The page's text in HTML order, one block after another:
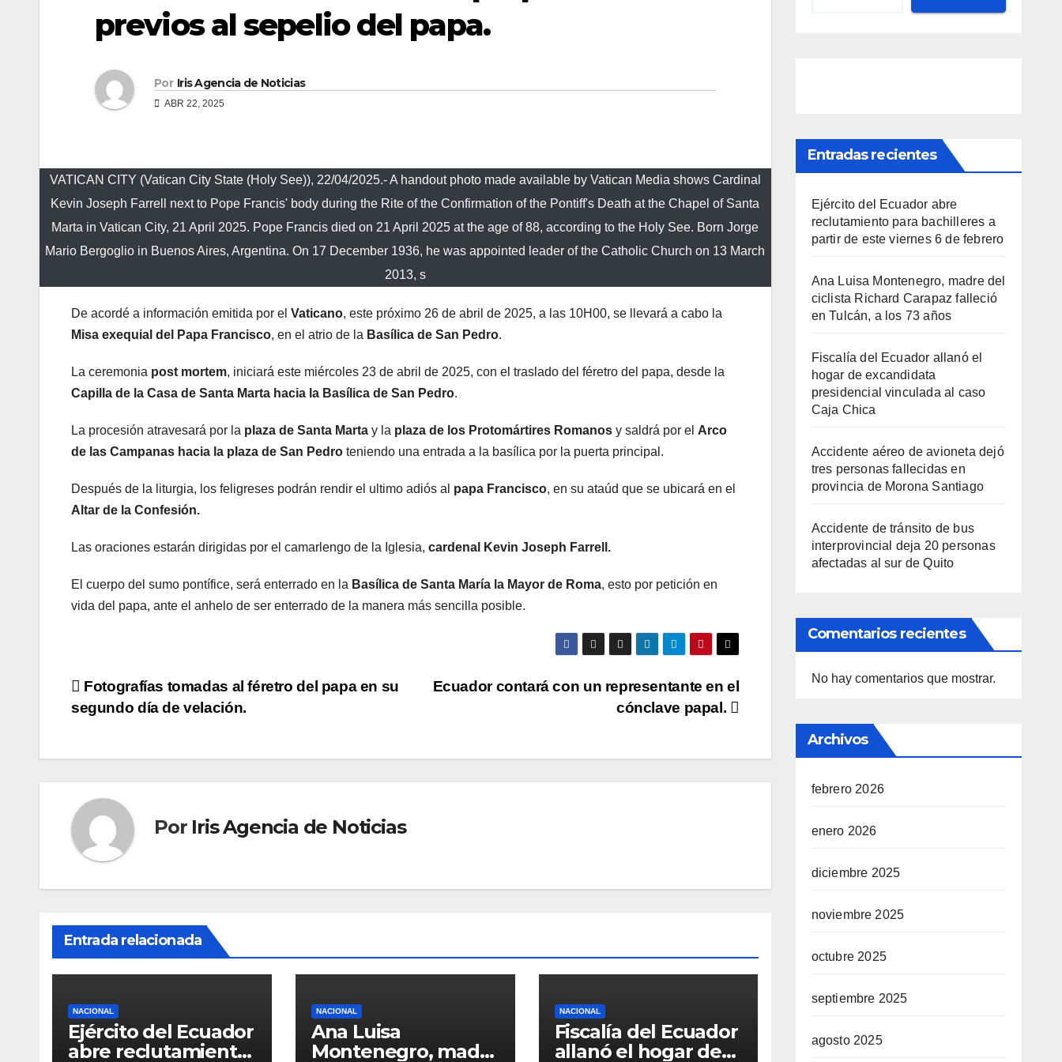
previos al sepelio del papa.
Por Iris Agencia de Noticias
ABR 22, 2025
VATICAN CITY (Vatican City State (Holy See)), 22/04/2025.- A handout photo made available by Vatican Media shows Cardinal
Kevin Joseph Farrell next to Pope Francis' body during the Rite of the Confirmation of the Pontiff's Death at the Chapel of Santa
Marta in Vatican City, 21 April 2025. Pope Francis died on 21 April 2025 at the age of 88, according to the Holy See. Born Jorge
Mario Bergoglio in Buenos Aires, Argentina. On 17 December 1936, he was appointed leader of the Catholic Church on 13 March
2013, s
De acordé a información emitida por el Vaticano, este próximo 26 de abril de 2025, a las 10H00, se llevará a cabo la
Misa exequial del Papa Francisco, en el atrio de la Basílica de San Pedro.
La ceremonia post mortem, iniciará este miércoles 23 de abril de 2025, con el traslado del féretro del papa, desde la
Capilla de la Casa de Santa Marta hacia la Basílica de San Pedro.
La procesión atravesará por la plaza de Santa Marta y la plaza de los Protomártires Romanos y saldrá por el Arco
de las Campanas hacia la plaza de San Pedro teniendo una entrada a la basílica por la puerta principal.
Después de la liturgia, los feligreses podrán rendir el ultimo adiós al papa Francisco, en su ataúd que se ubicará en el
Altar de la Confesión.
Las oraciones estarán dirigidas por el camarlengo de la Iglesia, cardenal Kevin Joseph Farrell.
El cuerpo del sumo pontífice, será enterrado en la Basílica de Santa María la Mayor de Roma, esto por petición en
vida del papa, ante el anhelo de ser enterrado de la manera más sencilla posible.
Navegación
de
entradas
Ecuador contará con un representante en el
cónclave papal.
Fotografías tomadas al féretro del papa en su
segundo día de velación.
Por Iris Agencia de Noticias
Entrada relacionada
NACIONAL
Ejército del Ecuador
abre reclutamiento
NACIONAL
Ana Luisa
Montenegro, madre
NACIONAL
Fiscalía del Ecuador
allanó el hogar de
Entradas recientes
Ejército del Ecuador abre
reclutamiento para bachilleres a
partir de este viernes 6 de febrero
Ana Luisa Montenegro, madre del
ciclista Richard Carapaz falleció
en Tulcán, a los 73 años
Fiscalía del Ecuador allanó el
hogar de excandidata
presidencial vinculada al caso
Caja Chica
Accidente aéreo de avioneta dejó
tres personas fallecidas en
provincia de Morona Santiago
Accidente de tránsito de bus
interprovincial deja 20 personas
afectadas al sur de Quito
Comentarios recientes
No hay comentarios que mostrar.
Archivos
febrero 2026
enero 2026
diciembre 2025
noviembre 2025
octubre 2025
septiembre 2025
agosto 2025